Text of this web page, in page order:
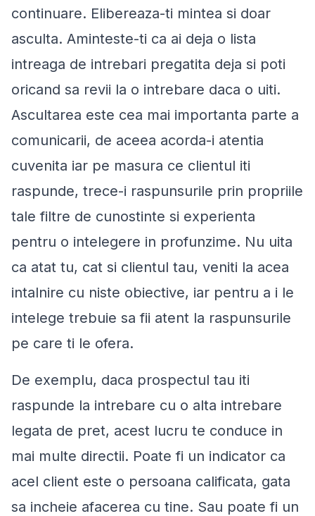
continuare. Elibereaza-ti mintea si doar
asculta. Aminteste-ti ca ai deja o lista
intreaga de intrebari pregatita deja si poti
oricand sa revii la o intrebare daca o uiti.
Ascultarea este cea mai importanta parte a
comunicarii, de aceea acorda-i atentia
cuvenita iar pe masura ce clientul iti
raspunde, trece-i raspunsurile prin propriile
tale filtre de cunostinte si experienta
pentru o intelegere in profunzime. Nu uita
ca atat tu, cat si clientul tau, veniti la acea
intalnire cu niste obiective, iar pentru a i le
intelege trebuie sa fii atent la raspunsurile
pe care ti le ofera.
De exemplu, daca prospectul tau iti
raspunde la intrebare cu o alta intrebare
legata de pret, acest lucru te conduce in
mai multe directii. Poate fi un indicator ca
acel client este o persoana calificata, gata
sa incheie afacerea cu tine. Sau poate fi un